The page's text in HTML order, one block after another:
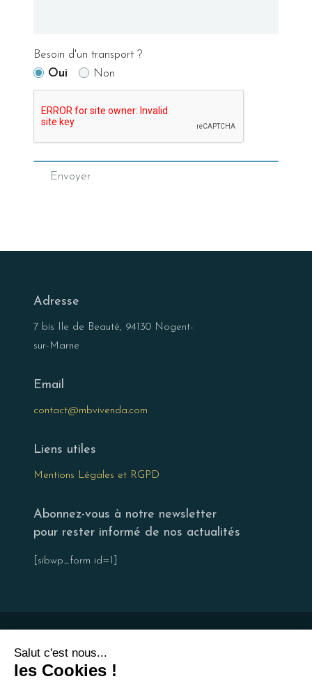
Besoin d'un transport ?
Oui
Non
Envoyer
Adresse
7 bis Ile de Beauté, 94130 Nogent-
sur-Marne
Email
contact@mbvivenda.com
Liens utiles
Mentions Légales et RGPD
Abonnez-vous à notre newsletter
pour rester informé de nos actualités
[sibwp_form id=1]
Salut c'est nous...
les Cookies !